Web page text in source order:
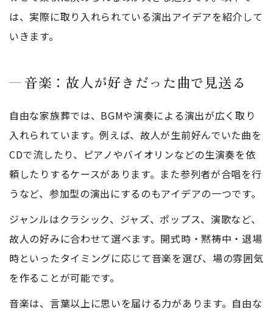
は、実際に取り入れられている演出アイデアを紹介して
いきます。
音楽：故人が好きだった曲で見送る
自由な家族葬では、BGMや演奏による演出が広く取り
入れられています。例えば、故人が生前好んでいた曲を
CDで流したり、ピアノやバイオリンなどの生演奏を依
頼したりするケースがあります。また参列者が合唱を行
うなど、参加型の演出にするのもアイデアの一つです。
ジャンルはクラシック、ジャズ、ポップス、演歌など、
故人の好みに合わせて選べます。開式時・黙祷中・退場
時といったタイミングに応じて音楽を選び、場の雰囲気
を作ることが可能です。
音楽は、言葉以上に思いを届ける力があります。自由な